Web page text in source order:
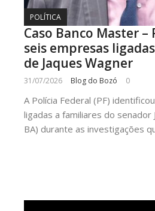
POLÍTICA
Caso Banco Master –
seis empresas
de Jaques Wagner
31/07/2026 Blog do Bozó 0
A Polícia Federal (PF)
ligadas a familiares do senador
BA) durante as investigações